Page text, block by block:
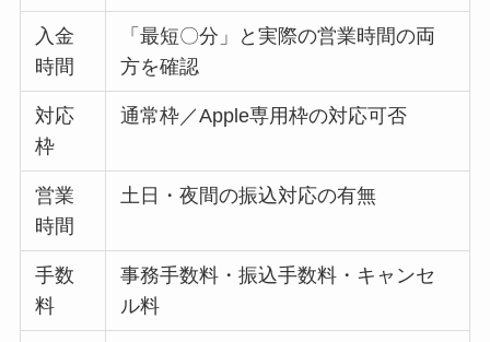
入金
時間
「最短〇分」と実際の営業時間の両
方を確認
対応
枠
通常枠／Apple専用枠の対応可否
営業
時間
土日・夜間の振込対応の有無
手数
料
事務手数料・振込手数料・キャンセ
ル料